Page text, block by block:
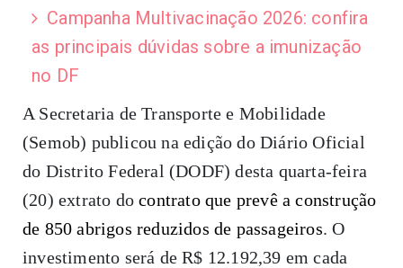
Campanha Multivacinação 2026: confira
as principais dúvidas sobre a imunização
no DF
A Secretaria de Transporte e Mobilidade
(Semob) publicou na edição do Diário Oficial
do Distrito Federal (DODF) desta quarta-feira
(20) extrato docontrato que prevê a construção
de 850 abrigos reduzidos de passageiros. O
investimento será de R$ 12.192,39 em cada